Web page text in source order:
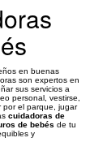
en buenas
son expertos en
sus servicios a
personal, vestirse,
por el parque, jugar
cuidadoras de
de bebés de tu
y